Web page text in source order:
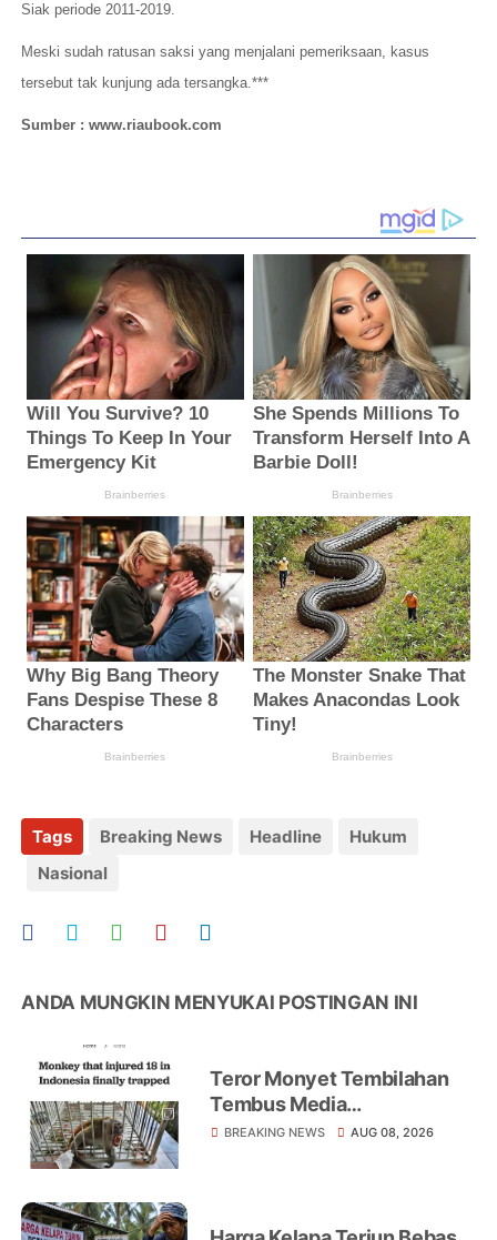
Siak periode 2011-2019.
Meski sudah ratusan saksi yang menjalani pemeriksaan, kasus
tersebut tak kunjung ada tersangka.***
Sumber : www.riaubook.com
Tags Breaking News Headline
Hukum
Nasional
ANDA MUNGKIN MENYUKAI POSTINGAN INI
Teror Monyet Tembilahan
Tembus Media
Internasional, AFP Soroti 18
BREAKING NEWS AUG 08, 2026